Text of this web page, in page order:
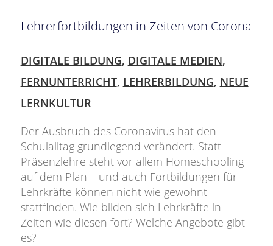
Lehrerfortbildungen in Zeiten von Corona
DIGITALE BILDUNG, DIGITALE MEDIEN,
FERNUNTERRICHT, LEHRERBILDUNG, NEUE
LERNKULTUR
Der Ausbruch des Coronavirus hat den
Schulalltag grundlegend verändert. Statt
Präsenzlehre steht vor allem Homeschooling
auf dem Plan – und auch Fortbildungen für
Lehrkräfte können nicht wie gewohnt
stattfinden. Wie bilden sich Lehrkräfte in
Zeiten wie diesen fort? Welche Angebote gibt
es?